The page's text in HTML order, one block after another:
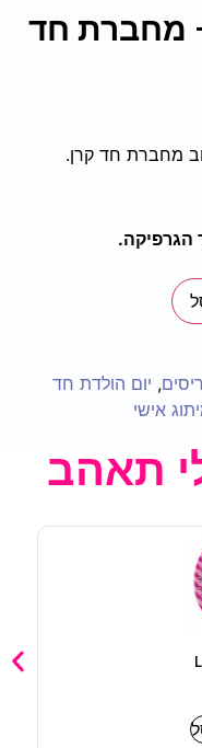
מחברת חד
מחברת חד קרן.
, יום הולדת חד
אישי
תאהב